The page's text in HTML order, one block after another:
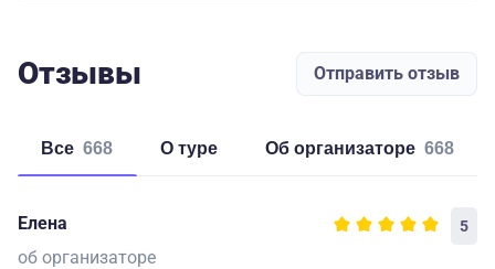
Отзывы Отправить отзыв
Все 668 о туре об организаторе 668
Елена 5
об организаторе